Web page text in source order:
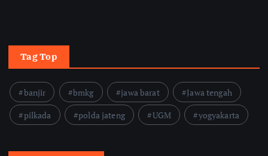
Tag Top
banjir bmkg jawa barat
Jawa tengah
pilkada
polda jateng UGM yogyakarta